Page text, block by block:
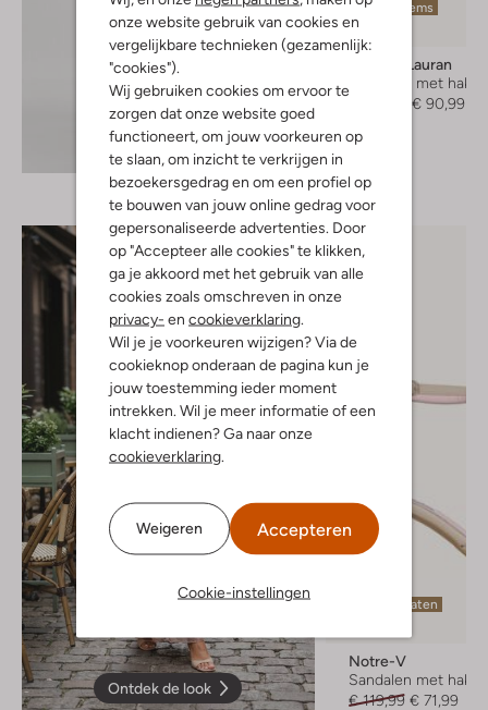
onze website gebruik van cookies en
vergelijkbare technieken (gezamenlijk:
"cookies").
Wij gebruiken cookies om ervoor te
zorgen dat onze website goed
functioneert, om jouw voorkeuren op
te slaan, om inzicht te verkrijgen in
bezoekersgedrag en om een profiel op
te bouwen van jouw online gedrag voor
gepersonaliseerde advertenties. Door
op "Accepteer alle cookies" te klikken,
ga je akkoord met het gebruik van alle
cookies zoals omschreven in onze
privacy- en cookieverklaring
Wil je je voorkeuren wijzigen? Via de
cookieknop onderaan de pagina kun je
jouw toestemming ieder moment
intrekken. Wil je meer informatie of een
klacht indienen? Ga naar onze
cookieverklaring
Weigeren Accepteren
Cookie-instellingen
Ontdek de look
Laatste items
-30%
Stefano Lauran
Sandalen met hak
€ 90,99
Ontdek de look
Laatste maten
Notre-V
Sandalen met hak
€ 119,99 € 71,99